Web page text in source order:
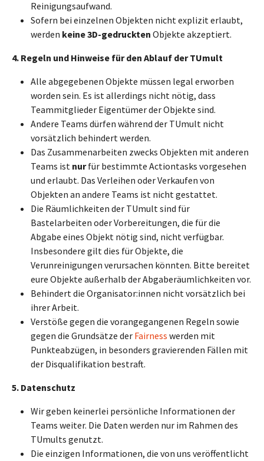
Reinigungsaufwand.
Sofern bei einzelnen Objekten nicht explizit erlaubt,
werden keine 3D-gedruckten Objekte akzeptiert.
4. Regeln und Hinweise für den Ablauf der TUmult
Alle abgegebenen Objekte müssen legal erworben
worden sein. Es ist allerdings nicht nötig, dass
Teammitglieder Eigentümer der Objekte sind.
Andere Teams dürfen während der TUmult nicht
vorsätzlich behindert werden.
Das Zusammenarbeiten zwecks Objekten mit anderen
Teams ist nurfür bestimmte Actiontasks vorgesehen
und erlaubt. Das Verleihen oder Verkaufen von
Objekten an andere Teams ist nicht gestattet.
Die Räumlichkeiten der TUmult sind für
Bastelarbeiten oder Vorbereitungen, die für die
Abgabe eines Objekt nötig sind, nicht verfügbar.
Insbesondere gilt dies für Objekte, die
Verunreinigungen verursachen könnten. Bitte bereitet
eure Objekte außerhalb der Abgaberäumlichkeiten vor.
Behindert die Organisator:innen nicht vorsätzlich bei
ihrer Arbeit.
Verstöße gegen die vorangegangenen Regeln sowie
gegen die Grundsätze der Fairness werden mit
Punkteabzügen, in besonders gravierenden Fällen mit
der Disqualifikation bestraft.
5. Datenschutz
Wir geben keinerlei persönliche Informationen der
Teams weiter. Die Daten werden nur im Rahmen des
TUmults genutzt.
Die einzigen Informationen, die von uns veröffentlicht